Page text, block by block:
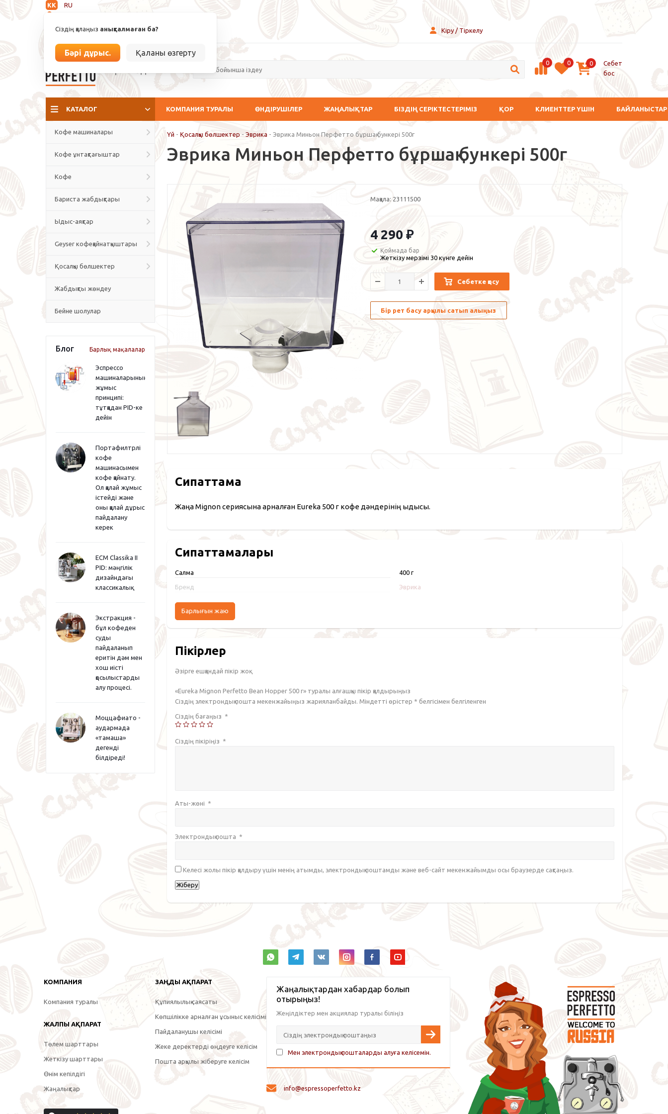
KK
RU
Сіздің қалаңыз анықталмаған ба?
Бәрі дұрыс. Қаланы өзгерту
info@espressoperfetto.kz Кіру / Тіркелу
0 0 0
Себет
бос
КАТАЛОГ КОМПАНИЯ ТУРАЛЫ ӨНДІРУШІЛЕР ЖАҢАЛЫҚТАР БІЗДІҢ СЕРІКТЕСТЕРІМІЗ ҚОР КЛИЕНТТЕР ҮШІН БАЙЛАНЫСТАР
Кофе машиналары
Кофе ұнтақтағыштар
Кофе
Бариста жабдықтары
Ыдыс-аяқтар
Geyser кофеқайнатқыштары
Қосалқы бөлшектер
Жабдықты жөндеу
Бейне шолулар
Блог Барлық мақалалар
Эспрессо
машиналарының
жұмыс
принципі:
тұтқадан PID-ке
дейін
Портафилтрлі
кофе
машинасымен
кофе қайнату.
Ол қалай жұмыс
істейді және
оны қалай дұрыс
пайдалану
керек
ECM Classika II
PID: мәңгілік
дизайндағы
классикалық
Экстракция -
бұл кофеден
суды
пайдаланып
еритін дәм мен
хош иісті
қосылыстарды
алу процесі.
Моццафиато -
аудармада
«тамаша»
дегенді
білдіреді!
Үй - Қосалқы бөлшектер - Эврика - Эврика Миньон Перфетто бұршақ бункері 500г
Эврика Миньон Перфетто бұршақ бункері 500г
Мақала: 23111500
4 290 ₽
Қоймада бар
Жеткізу мерзімі 30 күнге дейін
Себетке қосу
Бір рет басу арқылы сатып алыңыз
Сипаттама
Жаңа Mignon сериясына арналған Eureka 500 г кофе дәндерінің ыдысы.
Сипаттамалары
Салмақ 400 г
Бренд Эврика
Барлығын жаю
Пікірлер
Әзірге ешқандай пікір жоқ.
«Eureka Mignon Perfetto Bean Hopper 500 г» туралы алғашқы пікір қалдырыңыз
Сіздің электрондық пошта мекенжайыңыз жарияланбайды. Міндетті өрістер * белгісімен белгіленген
Сіздің бағаңыз *
Сіздің пікіріңіз *
Аты-жөні *
Электрондық пошта *
Келесі жолы пікір қалдыру үшін менің атымды, электрондық поштамды және веб-сайт мекенжайымды осы браузерде сақтаңыз.
КОМПАНИЯ
Компания туралы
ЖАЛПЫ АҚПАРАТ
Төлем шарттары
Жеткізу шарттары
Өнім кепілдігі
Жаңалықтар
ЗАҢДЫ АҚПАРАТ
Құпиялылық саясаты
Көпшілікке арналған ұсыныс келісімі
Пайдаланушы келісімі
Жеке деректерді өңдеуге келісім
Пошта арқылы жіберуге келісім
Жаңалықтардан хабардар болып
отырыңыз!
Жеңілдіктер мен акциялар туралы біліңіз
Мен электрондық пошталарды алуға келісемін.
info@espressoperfetto.kz